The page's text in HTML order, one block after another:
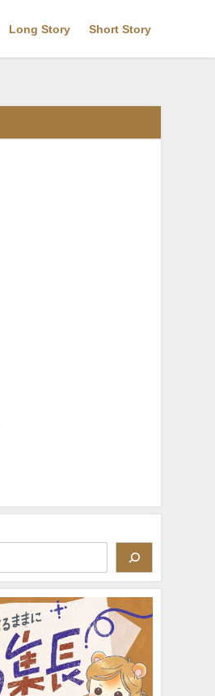
Long Story Short Story